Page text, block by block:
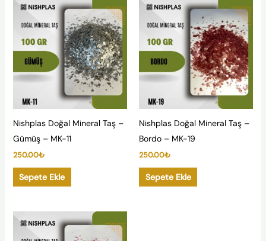
Nishplas Doğal Mineral Taş –
Gümüş – MK-11
250.00₺
Sepete Ekle
Nishplas Doğal Mineral Taş –
Bordo – MK-19
250.00₺
Sepete Ekle